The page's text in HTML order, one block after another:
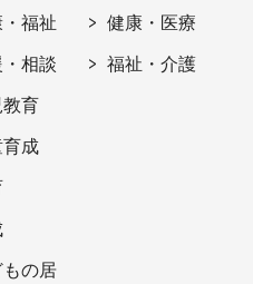
福祉
相談
育
成
の居
健康・医療
福祉・介護